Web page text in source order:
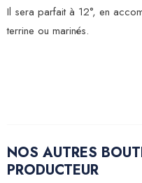
Il sera parfait à 12°, en
terrine ou marinés.
NOS AUTRES
PRODUCTEUR